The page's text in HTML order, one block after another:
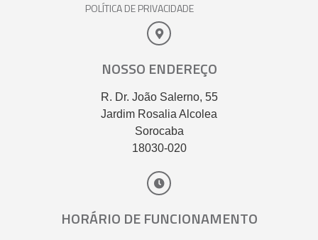
POLÍTICA DE PRIVACIDADE
NOSSO ENDEREÇO
R. Dr. João Salerno, 55
Jardim Rosalia Alcolea
Sorocaba
18030-020
HORÁRIO DE FUNCIONAMENTO